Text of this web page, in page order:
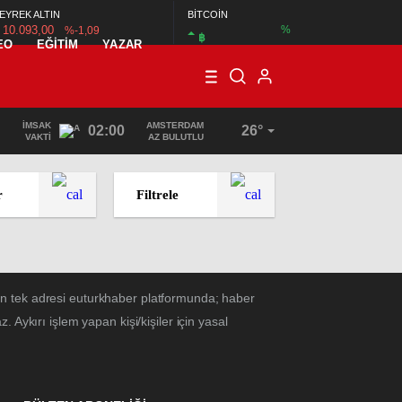
ALTIN
10.093,00 %-1,09
BİTCOİN
฿
%
EĞİTİM YAZAR
İMSAK
VAKTI
02:00
AMSTERDAM
AZ BULUTLU
26°
Filtrele
tek adresi euturkhaber platformunda; haber
Aykırı işlem yapan kişi/kişiler için yasal